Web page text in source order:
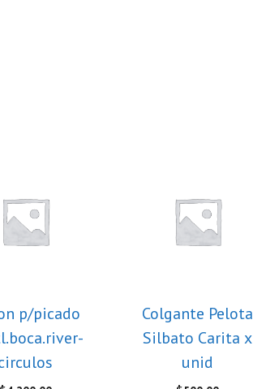
p/picado
Colgante Pelota
Silbato Carita x
unid